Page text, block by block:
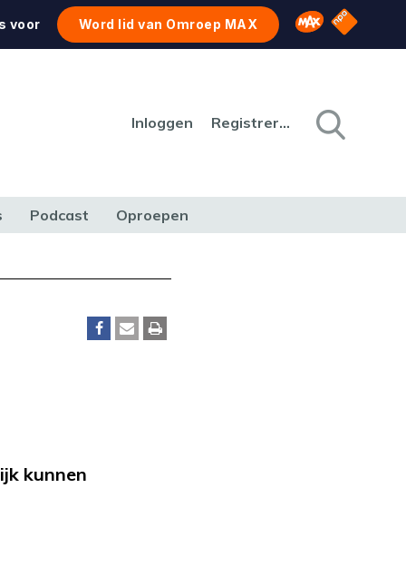
voor Word lid van Omroep MAX Omroep MAX
NPO
Inloggen Registreren
Podcast Oproepen
kunnen